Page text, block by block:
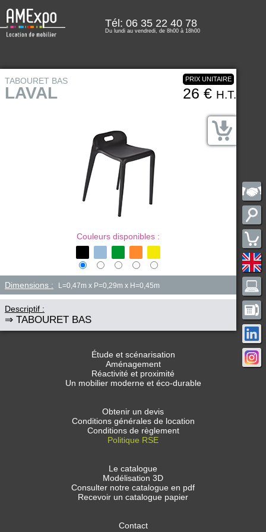
Tél: 06 35 22 40 78
Du lundi au vendredi, de 8h00 à 18h00
TABOURET BAS
LAVAL
PRIX UNITAIRE
26 € H.T.
Couleurs disponibles :
Dimensions : L=0,47m x P=0,29m x H=0,45m
Descriptif :
⇒ TABOURET BAS
Étude et scénarisation
Aménagement
Réactivité et proximité
Un mobilier moderne et éco-durable
Obtenir un devis
Conditions générales de location
Conditions de règlement
Politique RSE
Le catalogue
Modélisation 3D
Consulter notre catalogue en pdf
Recevoir un catalogue papier
Contact